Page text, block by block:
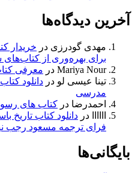
آخرین دیدگاه‌ها
مهدی گودرزی در خریدار
برای بهره‌وری از کتاب‌های
Mariya Nour در معرفی
تینا عیسی لو در دانلود
مدرسی
احمدرضا در کتاب های
در دانلود کتاب تاریخ
فرای ترجمه مسعود رجب
بایگانی‌ها